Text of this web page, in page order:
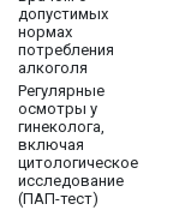
допустимых
нормах
потребления
алкоголя
Регулярные
осмотры у
гинеколога,
включая
цитологическое
исследование
(ПАП-тест)